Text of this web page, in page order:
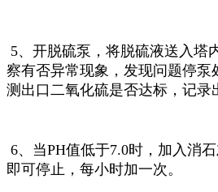
5、开脱硫泵，将脱硫液送入塔
察有否异常现象，发现问题停泵
测出口二氧化硫是否达标，记录
6、当PH值低于7.0时，加入消
即可停止，每小时加一次。